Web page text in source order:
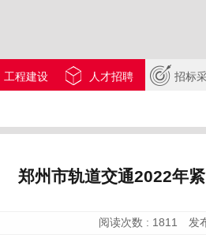
工程建设 人才招聘 招标
郑州市轨道交通2022年
阅读次数 : 1811 发